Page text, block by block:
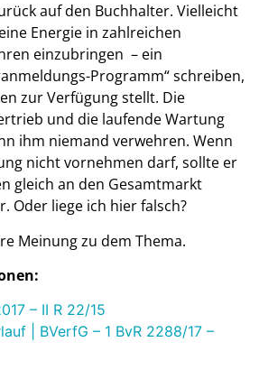
auf den Buchhalter. Vielleicht
Energie in zahlreichen
einzubringen ­ – ein
Programm“ schreiben,
zur Verfügung stellt. Die
und die laufende Wartung
ihm niemand verwehren. Wenn
nicht vornehmen darf, sollte er
gleich an den Gesamtmarkt
Oder liege ich hier falsch?
Meinung zu dem Thema.
– II R 22/15
| BVerfG – 1 BvR 2288/17 –